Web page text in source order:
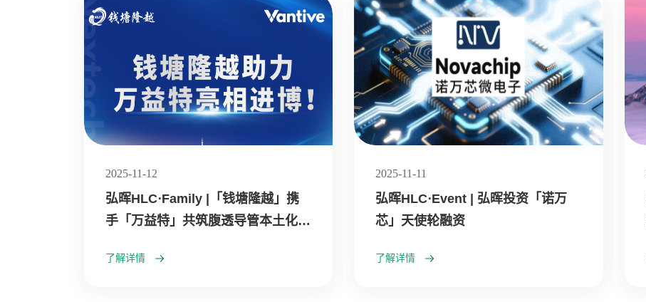
2025-11-12
弘晖HLC⋅Family |「钱塘隆越」携
手「万益特」共筑腹透导管本土化制
了解详情
2025-11-11
弘晖HLC⋅Event | 弘晖投资「诺万
芯」天使轮融资
了解详情